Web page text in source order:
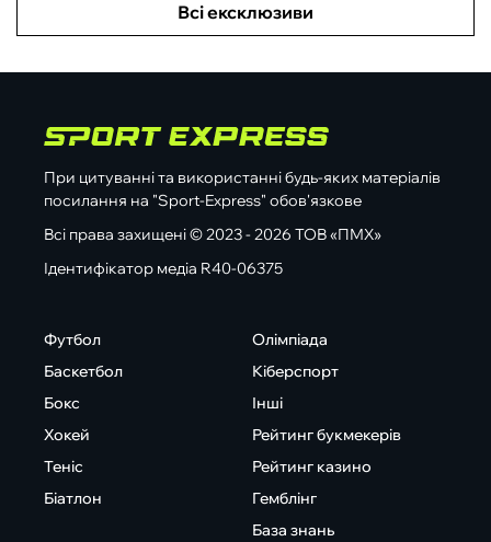
Всі ексклюзиви
При цитуванні та використанні будь-яких матеріалів
посилання на "Sport-Express" обов'язкове
Всі права захищені © 2023 - 2026 ТОВ «ПМХ»
Ідентифікатор медіа R40-06375
Футбол
Баскетбол
Бокс
Хокей
Теніс
Біатлон
Олімпіада
Кіберспорт
Інші
Рейтинг букмекерів
Рейтинг казино
Гемблінг
База знань